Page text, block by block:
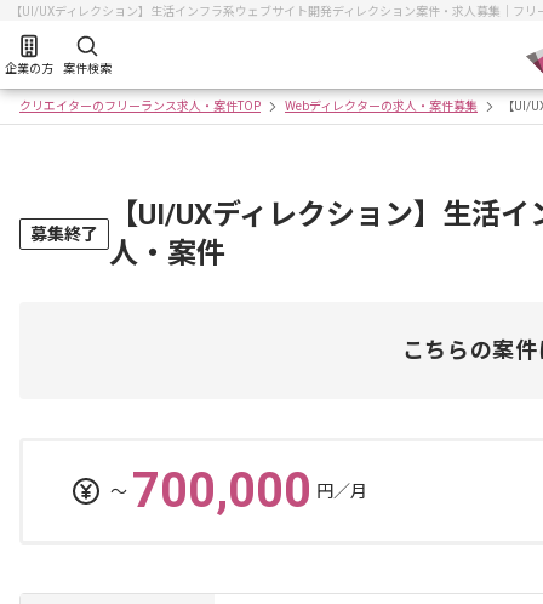
【UI/UXディレクション】生活インフラ系ウェブサイト開発ディレクション案件・求人募集｜フ
企業の方 案件検索
クリエイターのフリーランス求人・案件TOP Webディレクターの求人・案件募集 【UI/
募集終了
【UI/UXディレクション】生活
人・案件
こちらの案
〜 700,000 円／月